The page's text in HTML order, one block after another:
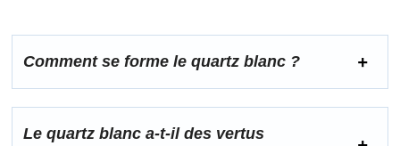
Comment se forme le quartz blanc ?
Le quartz blanc a-t-il des vertus